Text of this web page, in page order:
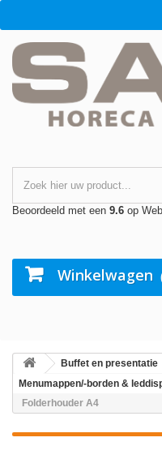
Beoordeeld met een 9.6 op
Winkelwagen
Buffet en presentatie
Menumappen/-borden &
Folderhouder A4